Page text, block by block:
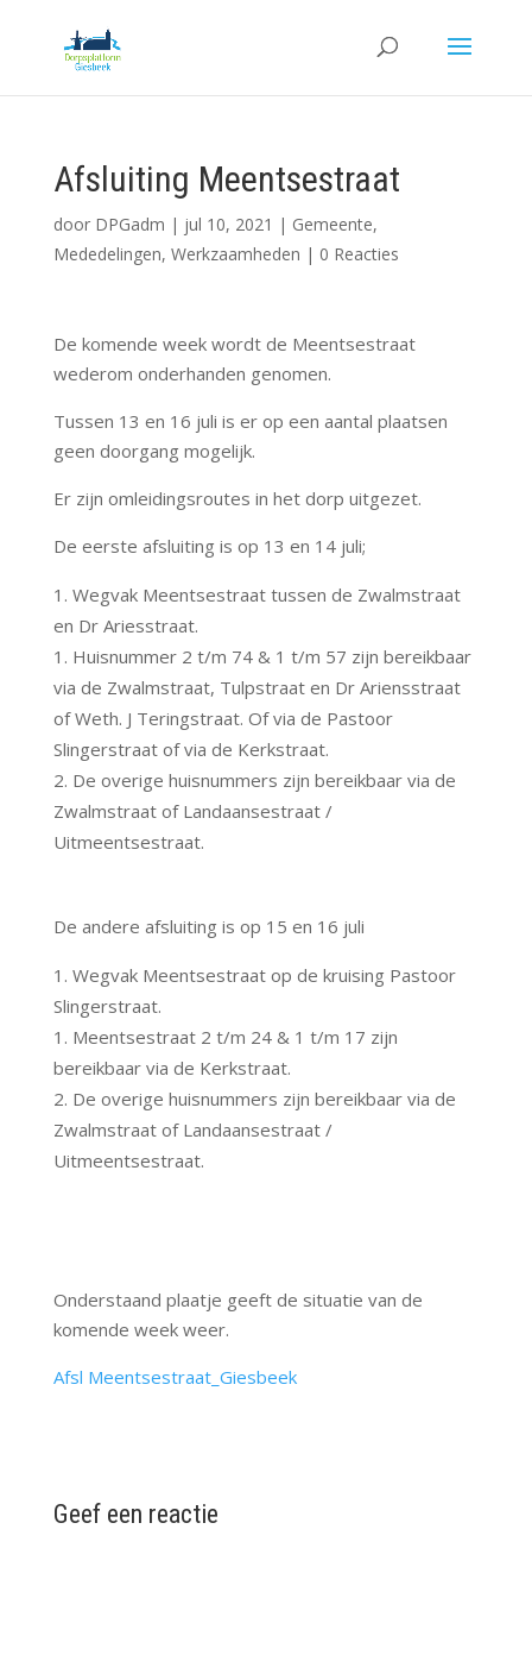
Afsluiting Meentsestraat
door DPGadm | jul 10, 2021 | Gemeente,
Mededelingen, Werkzaamheden | 0 Reacties
De komende week wordt de Meentsestraat
wederom onderhanden genomen.
Tussen 13 en 16 juli is er op een aantal plaatsen
geen doorgang mogelijk.
Er zijn omleidingsroutes in het dorp uitgezet.
De eerste afsluiting is op 13 en 14 juli;
Wegvak Meentsestraat tussen de Zwalmstraat
en Dr Ariesstraat.
Huisnummer 2 t/m 74 & 1 t/m 57 zijn bereikbaar
via de Zwalmstraat, Tulpstraat en Dr Ariensstraat
of Weth. J Teringstraat. Of via de Pastoor
Slingerstraat of via de Kerkstraat.
De overige huisnummers zijn bereikbaar via de
Zwalmstraat of Landaansestraat /
Uitmeentsestraat.
De andere afsluiting is op 15 en 16 juli
Wegvak Meentsestraat op de kruising Pastoor
Slingerstraat.
Meentsestraat 2 t/m 24 & 1 t/m 17 zijn
bereikbaar via de Kerkstraat.
De overige huisnummers zijn bereikbaar via de
Zwalmstraat of Landaansestraat /
Uitmeentsestraat.
Onderstaand plaatje geeft de situatie van de
komende week weer.
Afsl Meentsestraat_Giesbeek
Geef een reactie